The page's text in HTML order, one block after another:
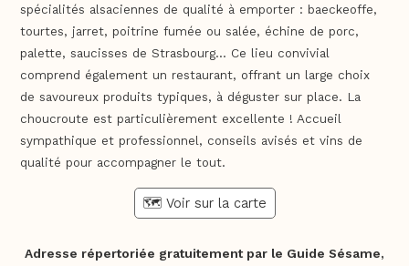
spécialités alsaciennes de qualité à emporter : baeckeoffe,
tourtes, jarret, poitrine fumée ou salée, échine de porc,
palette, saucisses de Strasbourg... Ce lieu convivial
comprend également un restaurant, offrant un large choix
de savoureux produits typiques, à déguster sur place. La
choucroute est particulièrement excellente ! Accueil
sympathique et professionnel, conseils avisés et vins de
qualité pour accompagner le tout.
🗺️ Voir sur la carte
Adresse répertoriée gratuitement par le Guide Sésame,